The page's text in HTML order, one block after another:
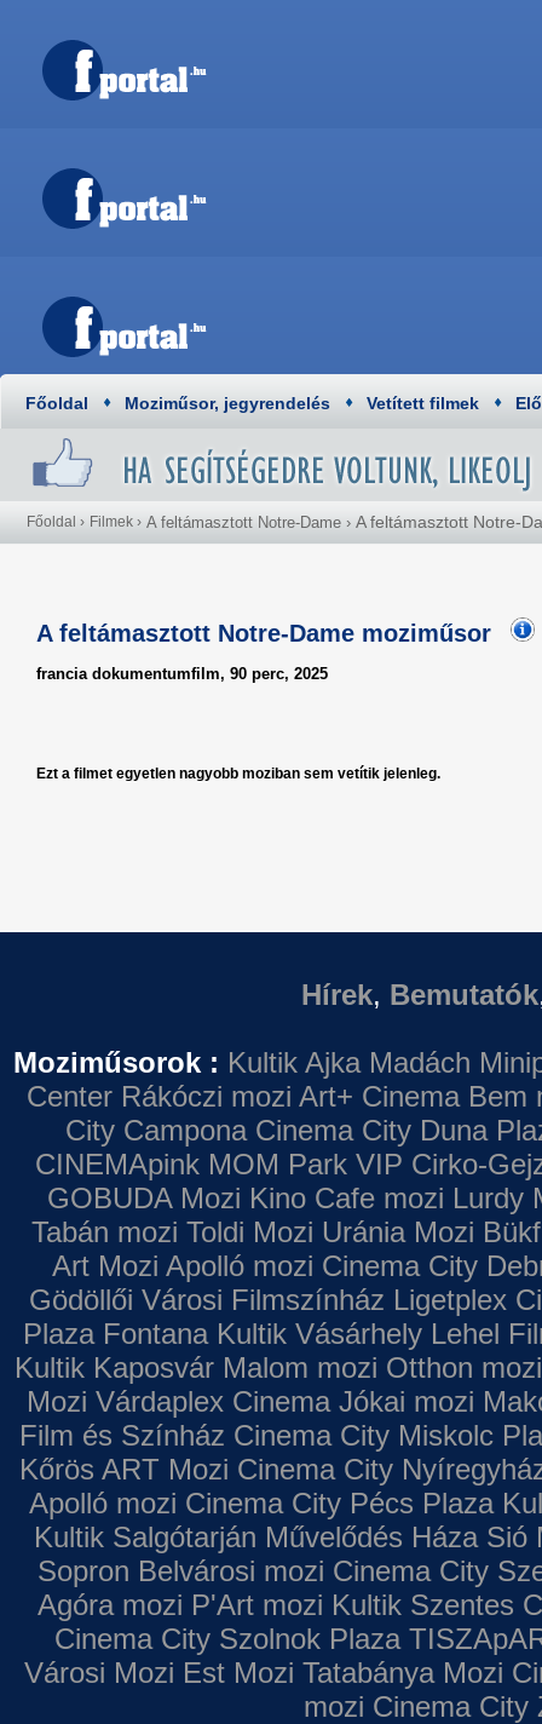
Főoldal Moziműsor, jegyrendelés Vetített filmek
Főoldal › Filmek › A feltámasztott Notre-Dame › A feltámasztott Notre-
A feltámasztott Notre-Dame moziműsor
francia dokumentumfilm, 90 perc, 2025
Ezt a filmet egyetlen nagyobb moziban sem vetítik jelenleg.
Hírek, Bemutatók
Moziműsorok : Kultik Ajka Madách
Center Rákóczi mozi Art+ Cinema Bem
City Campona Cinema City Duna
CINEMApink MOM Park VIP Cirko-
GOBUDA Mozi Kino Cafe mozi Lurdy
Tabán mozi Toldi Mozi Uránia Mozi
Art Mozi Apolló mozi Cinema City
Gödöllői Városi Filmszínház Ligetplex
Plaza Fontana Kultik Vásárhely Lehel
Kultik Kaposvár Malom mozi Otthon mozi
Mozi Várdaplex Cinema Jókai mozi
Film és Színház Cinema City Miskolc
Kőrös ART Mozi Cinema City
Apolló mozi Cinema City Pécs Plaza
Kultik Salgótarján Művelődés Háza Sió
Sopron Belvárosi mozi Cinema City
Agóra mozi P'Art mozi Kultik Szentes
Cinema City Szolnok Plaza
Városi Mozi Est Mozi Tatabánya Mozi
mozi Cinema City